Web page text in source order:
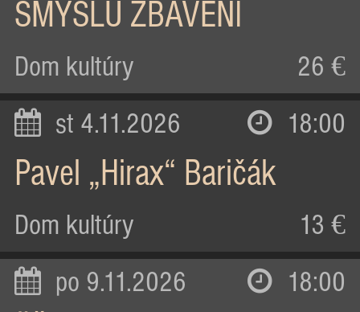
SMYSLŮ ZBAVENÍ
Dom kultúry 26 €
st 4.11.2026 18:00
Pavel „Hirax“ Baričák
Dom kultúry 13 €
po 9.11.2026 18:00